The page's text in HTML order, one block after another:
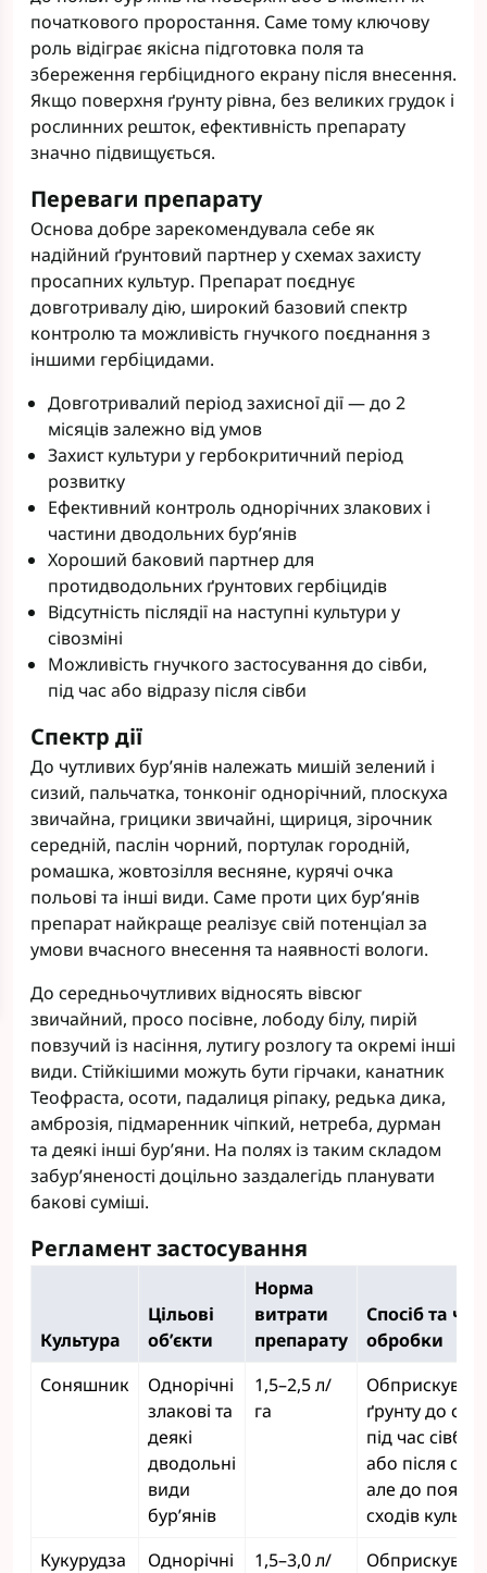
початкового проростання. Саме тому ключову
роль відіграє якісна підготовка поля та
збереження гербіцидного екрану після внесення.
Якщо поверхня ґрунту рівна, без великих грудок і
рослинних решток, ефективність препарату
значно підвищується.
Переваги препарату
Основа добре зарекомендувала себе як
надійний ґрунтовий партнер у схемах захисту
просапних культур. Препарат поєднує
довготривалу дію, широкий базовий спектр
контролю та можливість гнучкого поєднання з
іншими гербіцидами.
Довготривалий період захисної дії — до 2
місяців залежно від умов
Захист культури у гербокритичний період
розвитку
Ефективний контроль однорічних злакових і
частини дводольних бур’янів
Хороший баковий партнер для
протидводольних ґрунтових гербіцидів
Відсутність післядії на наступні культури у
сівозміні
Можливість гнучкого застосування до сівби,
під час або відразу після сівби
Спектр дії
До чутливих бур’янів належать мишій зелений і
сизий, пальчатка, тонконіг однорічний, плоскуха
звичайна, грицики звичайні, щириця, зірочник
середній, паслін чорний, портулак городній,
ромашка, жовтозілля весняне, курячі очка
польові та інші види. Саме проти цих бур’янів
препарат найкраще реалізує свій потенціал за
умови вчасного внесення та наявності вологи.
До середньочутливих відносять вівсюг
звичайний, просо посівне, лободу білу, пирій
повзучий із насіння, лутигу розлогу та окремі інші
види. Стійкішими можуть бути гірчаки, канатник
Теофраста, осоти, падалиця ріпаку, редька дика,
амброзія, підмаренник чіпкий, нетреба, дурман
та деякі інші бур’яни. На полях із таким складом
забур’яненості доцільно заздалегідь планувати
бакові суміші.
Регламент застосування
Культура
Цільові
об’єкти
Норма
витрати
препарату
Спосіб та час
обробки
Соняшник
Однорічні
злакові та
деякі
дводольні
види
бур’янів
1,5–2,5 л/
га
ґрунту до
під час сівби
або після
але до появи
сходів
Кукурудза
Однорічні
1,5–3,0 л/